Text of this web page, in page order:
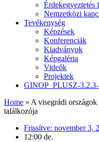
Érdekegyeztetés
Nemzetközi
Tevékenység
Képzések
Konferenciák
Kiadványok
Képgaléria
Videók
Projektek
GINOP_PLUSZ-
Home » A visegrádi
találkozója
Frissítve: november 3,
12:00 de.